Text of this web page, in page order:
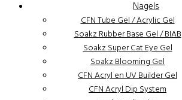
Nagels
CFN Tube Gel / Acrylic Gel
Soakz Rubber Base Gel / BIAB
Soakz Super Cat Eye Gel
Soakz Blooming Gel
CFN Acryl en UV Builder Gel
CFN Acryl Dip System